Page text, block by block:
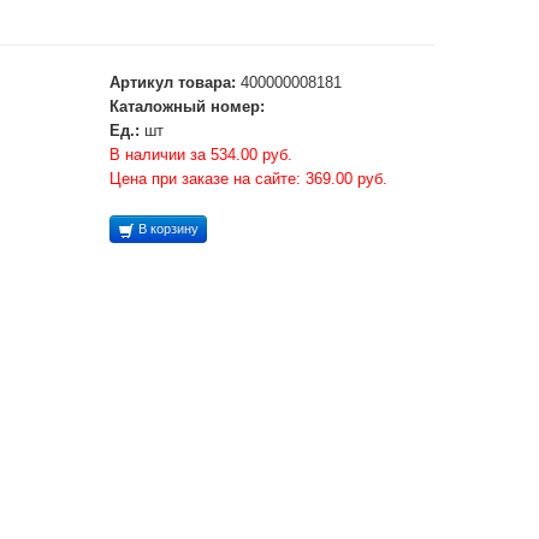
Артикул товара: 400000008181
Каталожный номер:
Ед.: шт
В наличии за 534.00 руб.
Цена при заказе на сайте: 369.00 руб.
В корзину